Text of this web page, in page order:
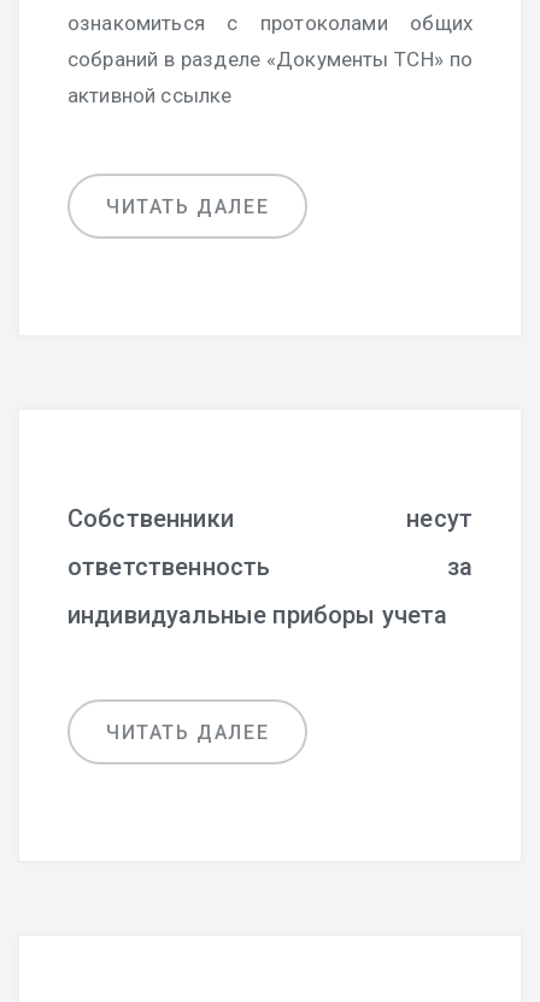
ознакомиться с протоколами общих
собраний в разделе «Документы ТСН» по
активной ссылке
ЧИТАТЬ ДАЛЕЕ
Собственники несут
ответственность за
индивидуальные приборы учета
ЧИТАТЬ ДАЛЕЕ